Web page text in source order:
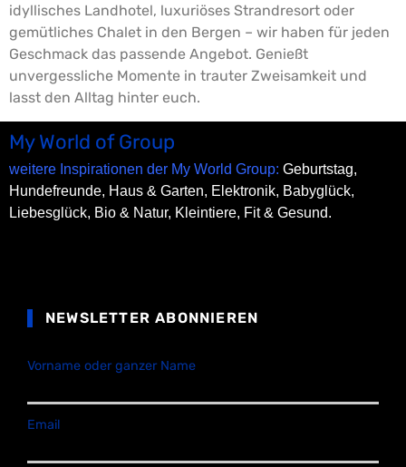
idyllisches Landhotel, luxuriöses Strandresort oder
gemütliches Chalet in den Bergen – wir haben für jeden
Geschmack das passende Angebot. Genießt
unvergessliche Momente in trauter Zweisamkeit und
lasst den Alltag hinter euch.
My World of Group
weitere Inspirationen der My World Group: Geburtstag,
Hundefreunde, Haus & Garten, Elektronik, Babyglück,
Liebesglück, Bio & Natur, Kleintiere, Fit & Gesund.
NEWSLETTER ABONNIEREN
Vorname oder ganzer Name
Email